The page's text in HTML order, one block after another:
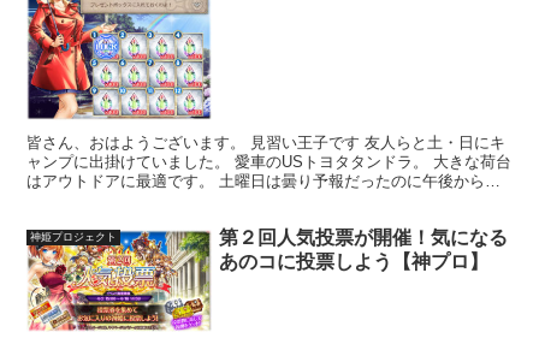
皆さん、おはようございます。 見習い王子です 友人らと土・日にキ
ャンプに出掛けていました。 愛車のUSトヨタタンドラ。 大きな荷台
はアウトドアに最適です。 土曜日は曇り予報だったのに午後から大
神姫プロジェクト
第２回人気投票が開催！気になる
あのコに投票しよう【神プロ】